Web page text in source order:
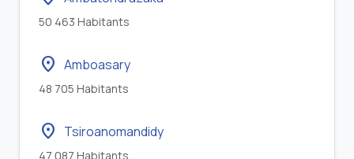
50 463 Habitants
location_on Amboasary
48 705 Habitants
location_on Tsiroanomandidy
47 087 Habitants